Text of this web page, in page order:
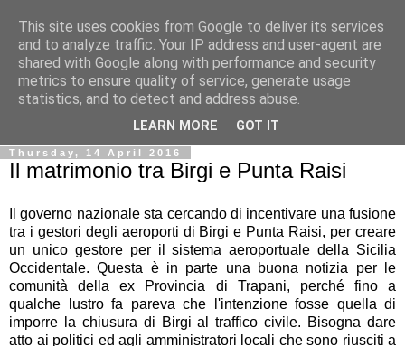
Ale Riolo's blog
Some posts are inEnglish , altri sono inItaliano , algunos
Español
Thursday, 14 April 2016
Il matrimonio tra Birgi e Punta Raisi
Il governo nazionale sta cercando di incentivare una fusione
tra i gestori degli aeroporti di Birgi e Punta Raisi, per creare
un unico gestore per il sistema aeroportuale della Sicilia
Occidentale. Questa è in parte una buona notizia per le
comunità della ex Provincia di Trapani, perché fino a
qualche lustro fa pareva che l'intenzione fosse quella di
imporre la chiusura di Birgi al traffico civile. Bisogna dare
atto ai politici ed agli amministratori locali che sono riusciti a
This site uses cookies from Google to deliver its services
and to analyze traffic. Your IP address and user-agent are
shared with Google along with performance and security
metrics to ensure quality of service, generate usage
statistics, and to detect and address abuse.
LEARN MORE GOT IT